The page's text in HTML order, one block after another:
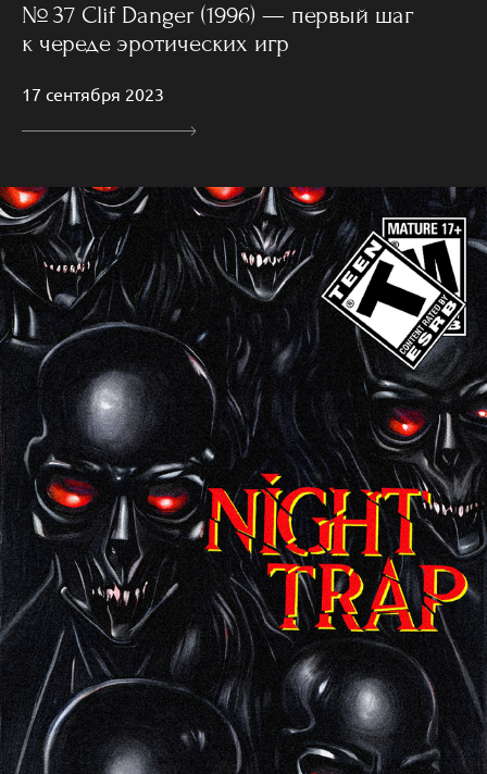
№ 37 Clif Danger (1996) — первый шаг
к череде эротических игр
17 сентября 2023